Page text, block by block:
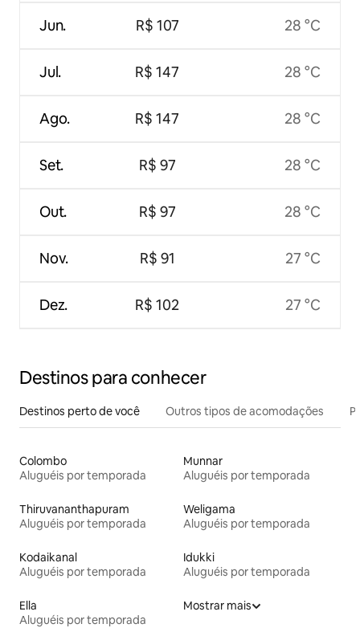
Jun.
Jul.
Ago.
Set.
Out.
Nov.
Dez.
R$ 107
R$ 147
R$ 147
R$ 97
R$ 97
R$ 91
R$ 102
28 °C
28 °C
28 °C
28 °C
28 °C
27 °C
27 °C
Destinos para conhecer
Destinos perto de você Outros tipos de acomodações
Colombo
Aluguéis por temporada
Munnar
Aluguéis por temporada
Thiruvananthapuram
Aluguéis por temporada
Weligama
Aluguéis por temporada
Kodaikanal
Aluguéis por temporada
Idukki
Aluguéis por temporada
Ella
Aluguéis por temporada
Mostrar mais